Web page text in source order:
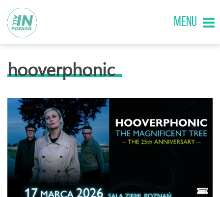
MENU
hooverphonic